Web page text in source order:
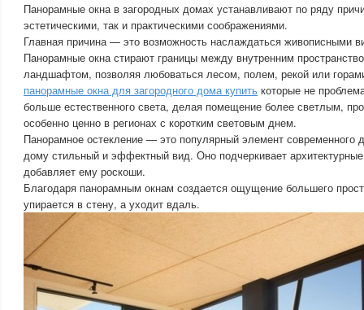
Панорамные окна в загородных домах устанавливают по ряду
эстетическими, так и практическими соображениями.
Главная причина — это возможность наслаждаться живописными
Панорамные окна стирают границы между внутренним
ландшафтом, позволяя любоваться лесом, полем, рекой или
панорамные окна для загородного дома купить которые не
больше естественного света, делая помещение более светлым,
особенно ценно в регионах с коротким световым днем.
Панорамное остекление — это популярный элемент современного
дому стильный и эффектный вид. Оно подчеркивает
добавляет ему роскоши.
Благодаря панорамным окнам создается ощущение большего
упирается в стену, а уходит вдаль.